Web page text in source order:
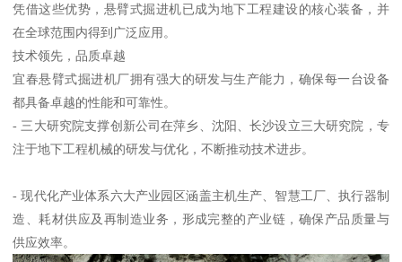
凭借这些优势，悬臂式掘进机已成为地下工程建设的核心装备，并
在全球范围内得到广泛应用。
技术领先，品质卓越
宜春悬臂式掘进机厂拥有强大的研发与生产能力，确保每一台设备
都具备卓越的性能和可靠性。
- 三大研究院支撑创新公司在萍乡、沈阳、长沙设立三大研究院，专
注于地下工程机械的研发与优化，不断推动技术进步。
- 现代化产业体系六大产业园区涵盖主机生产、智慧工厂、执行器制
造、耗材供应及再制造业务，形成完整的产业链，确保产品质量与
供应效率。